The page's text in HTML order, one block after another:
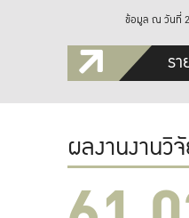
ข้อมูล ณ วันที่
ร
ผลงานงานวิ